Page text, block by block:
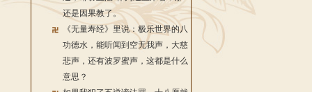
还是因果教了。
《无量寿经》里说：极乐世界的八
功德水，能听闻到空无我声，大慈
悲声，还有波罗蜜声，这都是什么
意思？